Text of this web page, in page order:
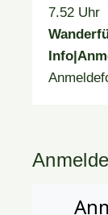
7.52 Uhr